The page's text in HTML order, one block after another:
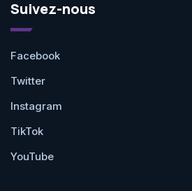
Suivez-nous
Facebook
Twitter
Instagram
TikTok
YouTube